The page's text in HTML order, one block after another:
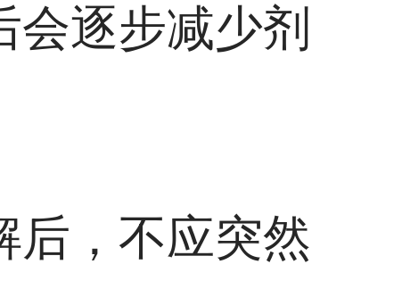
会逐步减少剂
后，不应突然